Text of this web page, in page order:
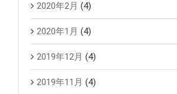
2020年2月 (4)
2020年1月 (4)
2019年12月 (4)
2019年11月 (4)